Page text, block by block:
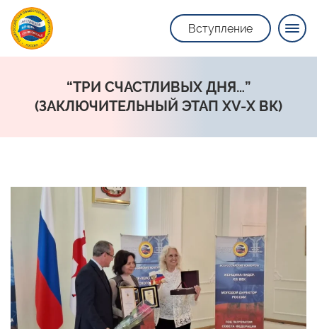
Вступление
“ТРИ СЧАСТЛИВЫХ ДНЯ…”
(ЗАКЛЮЧИТЕЛЬНЫЙ ЭТАП XV-Х ВК)